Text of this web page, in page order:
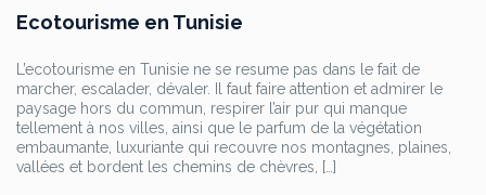
Ecotourisme en Tunisie
L’ecotourisme en Tunisie ne se resume pas dans le fait de
marcher, escalader, dévaler. Il faut faire attention et admirer le
paysage hors du commun, respirer l’air pur qui manque
tellement à nos villes, ainsi que le parfum de la végétation
embaumante, luxuriante qui recouvre nos montagnes, plaines,
vallées et bordent les chemins de chèvres, […]